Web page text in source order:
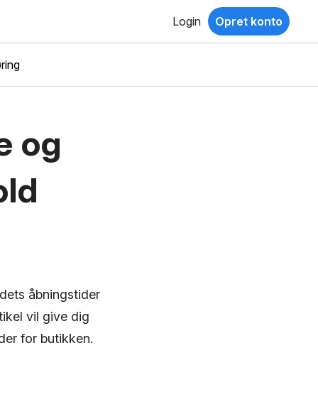
Login Opret konto
og
åbningstider
vil give dig
for butikken.